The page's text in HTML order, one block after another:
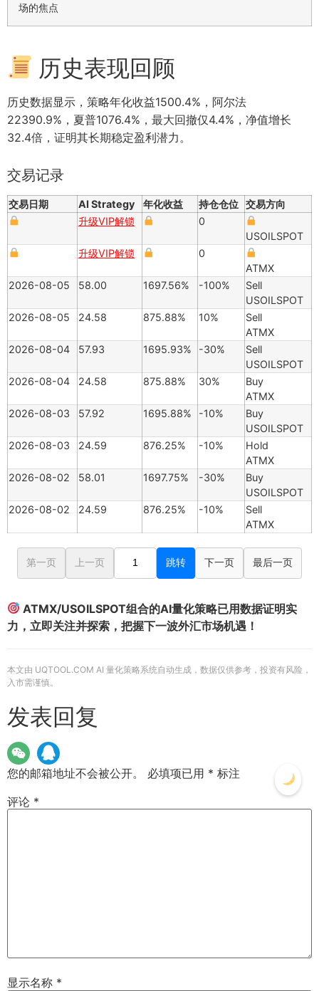
场的焦点
历史表现回顾
历史数据显示，策略年化收益1500.4%，阿尔法
22390.9%，夏普1076.4%，最大回撤仅4.4%，净值增长
32.4倍，证明其长期稳定盈利潜力。
交易记录
交易日期 AI Strategy 年化收益 持仓仓位 交易方向
升级VIP解锁
0
USOILSPOT
升级VIP解锁
0
ATMX
2026-08-05
58.00 1697.56% -100%
Sell
USOILSPOT
2026-08-05
24.58 875.88% 10%
Sell
ATMX
2026-08-04
57.93 1695.93% -30%
Sell
USOILSPOT
2026-08-04
24.58 875.88% 30%
Buy
ATMX
2026-08-03
57.92 1695.88% -10%
Buy
USOILSPOT
2026-08-03
24.59 876.25% -10%
Hold
ATMX
2026-08-02
58.01 1697.75% -30%
Buy
USOILSPOT
2026-08-02
24.59 876.25% -10%
Sell
ATMX
第一页 上一页 跳转 下一页 最后一页
ATMX/USOILSPOT组合的AI量化策略已用数据证明实
力，立即关注并探索，把握下一波外汇市场机遇！
本文由 UQTOOL.COM AI 量化策略系统自动生成，数据仅供参考，投资有风险，
入市需谨慎。
发表回复
您的邮箱地址不会被公开。 必填项已用 * 标注
评论 *
显示名称 *